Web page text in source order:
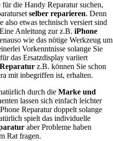
für die Handy Reparatur suchen,
selber reparieren. Denn
also etwas technisch versiert sind
Anleitung zur z.B. iPhone
wie das nötige Werkzeug um
Vorkenntnisse solange Sie
das Ersatzdisplay variiert
z.B. können Sie schon
mit inbegriffen ist, erhalten.
durch die Marke und
lassen sich einfach leichter
Reparatur doppelt solange
spielt das individuelle
aber Probleme haben
Rat fragen.